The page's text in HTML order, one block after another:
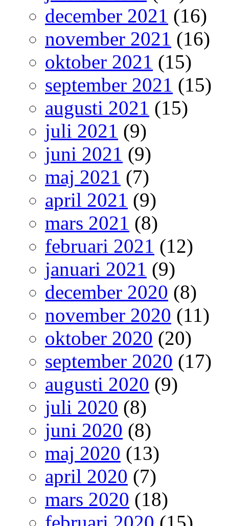
december 2021 (16)
november 2021 (16)
oktober 2021 (15)
september 2021 (15)
augusti 2021 (15)
juli 2021 (9)
juni 2021 (9)
maj 2021 (7)
april 2021 (9)
mars 2021 (8)
februari 2021 (12)
januari 2021 (9)
december 2020 (8)
november 2020 (11)
oktober 2020 (20)
september 2020 (17)
augusti 2020 (9)
juli 2020 (8)
juni 2020 (8)
maj 2020 (13)
april 2020 (7)
mars 2020 (18)